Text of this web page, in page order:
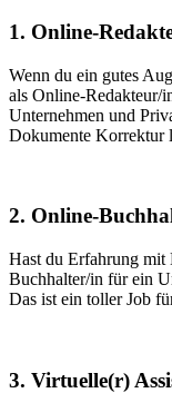
1. Online-
Wenn du ein gutes
als Online-Redakteur/
Unternehmen und
Dokumente Korrektur
2. Online-
Hast du Erfahrung mit
Buchhalter/in für ein
Das ist ein toller Job
3. Virtuelle(r)